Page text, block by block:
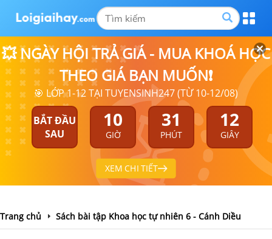
💥 NGÀY HỘI TRẢ GIÁ - MUA KHOÁ HỌC
THEO GIÁ BẠN MUỐN❗
🎯 LỚP 1-12 TẠI TUYENSINH247 (TỪ 10-12/08)
BẮT ĐẦU
SAU
10
GIỜ
31
PHÚT
11
GIÂY
XEM CHI TIẾT
Trang chủ Sách bài tập Khoa học tự nhiên 6 - Cánh Diều